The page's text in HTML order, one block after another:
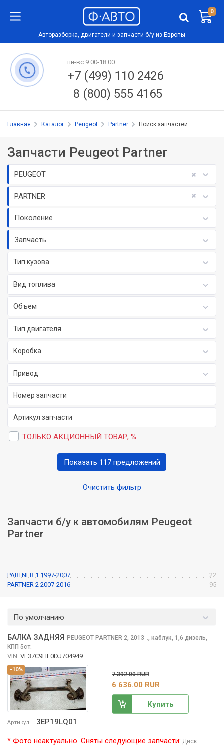
0
Авторазборка, двигатели и запчасти б/у из Европы
пн-вс 9:00-18:00
+7 (499) 110 2426
8 (800) 555 4165
Главная Каталог Peugeot Partner Поиск запчастей
Запчасти Peugeot Partner
PEUGEOT
PARTNER
Поколение
Запчасть
Тип кузова
Вид топлива
Объем
Тип двигателя
Коробка
Привод
ТОЛЬКО АКЦИОННЫЙ ТОВАР, %
Очистить фильтр
Показать 117 предложений
Запчасти б/у к автомобилям Peugeot
Partner
PARTNER 1 1997-2007
22
PARTNER 2 2007-2016
95
По умолчанию
-10%
Артикул 3EP19LQ01
БАЛКА ЗАДНЯЯ PEUGEOT PARTNER 2, 2013г., каблук, 1,6 дизель,
КПП 5ст.
VIN: VF37C9HF0DJ704949
7 392.00 RUR
6 636.00 RUR
Купить
* Фото неактуально. Сняты следующие запчасти: Диск